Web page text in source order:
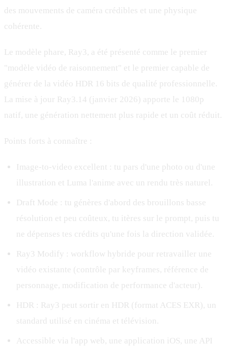
des mouvements de caméra crédibles et une physique
cohérente.
Le modèle phare, Ray3, a été présenté comme le premier
"modèle vidéo de raisonnement" et le premier capable de
générer de la vidéo HDR 16 bits de qualité professionnelle.
La mise à jour Ray3.14 (janvier 2026) apporte le 1080p
natif, une génération nettement plus rapide et un coût réduit.
Points forts à connaître :
Image-to-video excellent : tu pars d'une photo ou d'une
illustration et Luma l'anime avec un rendu très naturel.
Draft Mode : tu génères d'abord des brouillons basse
résolution et peu coûteux, tu itères sur le prompt, puis tu
ne dépenses tes crédits qu'une fois la direction validée.
Ray3 Modify : workflow hybride pour retravailler une
vidéo existante (contrôle par keyframes, référence de
personnage, modification de performance d'acteur).
HDR : Ray3 peut sortir en HDR (format ACES EXR), un
standard utilisé en cinéma et télévision.
Accessible via l'app web, une application iOS, une API